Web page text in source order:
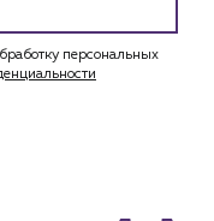
персональных